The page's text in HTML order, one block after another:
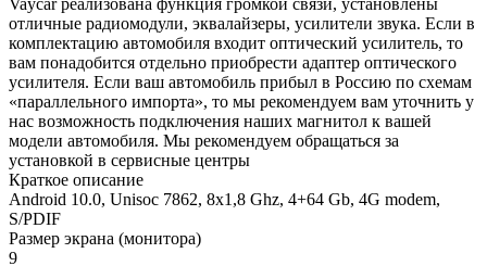
отличные радиомодули, эквалайзеры, усилители звука. Если в
комплектацию автомобиля входит оптический усилитель, то
вам понадобится отдельно приобрести адаптер оптического
усилителя. Если ваш автомобиль прибыл в Россию по схемам
«параллельного импорта», то мы рекомендуем вам уточнить у
нас возможность подключения наших магнитол к вашей
модели автомобиля. Мы рекомендуем обращаться за
установкой в сервисные центры
Краткое описание
Android 10.0, Unisoc 7862, 8х1,8 Ghz, 4+64 Gb, 4G modem,
S/PDIF
Размер экрана (монитора)
9